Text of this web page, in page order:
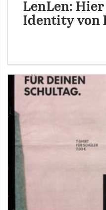
LenLen:
Identity von